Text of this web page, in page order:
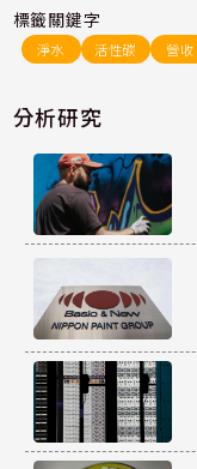
標籤關鍵字
淨水 活性碳 營收
分析研究